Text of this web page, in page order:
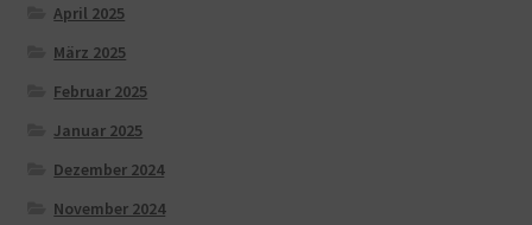
April 2025
März 2025
Februar 2025
Januar 2025
Dezember 2024
November 2024